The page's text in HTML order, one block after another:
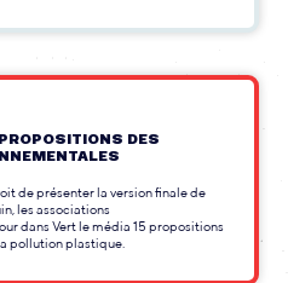
DES
de présenter la version finale de
les associations
dans Vert le média 15 propositions
pollution plastique.